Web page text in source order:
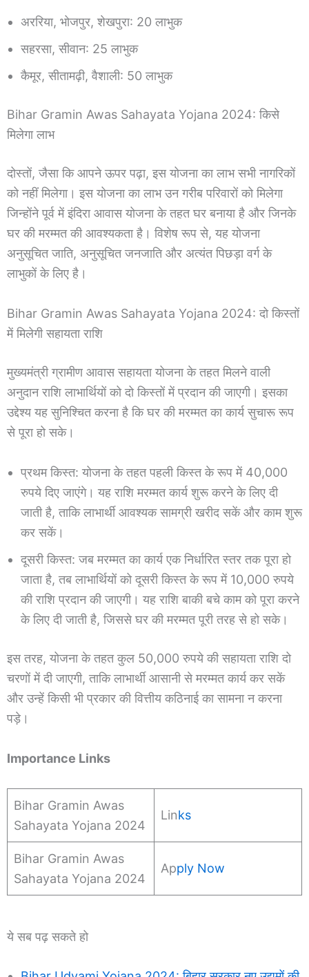
अररिया, भोजपुर, शेखपुरा: 20 लाभुक
सहरसा, सीवान: 25 लाभुक
कैमूर, सीतामढ़ी, वैशाली: 50 लाभुक
Bihar Gramin Awas Sahayata Yojana 2024: किसे
मिलेगा लाभ
दोस्तों, जैसा कि आपने ऊपर पढ़ा, इस योजना का लाभ सभी नागरिकों
को नहीं मिलेगा। इस योजना का लाभ उन गरीब परिवारों को मिलेगा
जिन्होंने पूर्व में इंदिरा आवास योजना के तहत घर बनाया है और जिनके
घर की मरम्मत की आवश्यकता है। विशेष रूप से, यह योजना
अनुसूचित जाति, अनुसूचित जनजाति और अत्यंत पिछड़ा वर्ग के
लाभुकों के लिए है।
Bihar Gramin Awas Sahayata Yojana 2024: दो किस्तों
में मिलेगी सहायता राशि
मुख्यमंत्री ग्रामीण आवास सहायता योजना के तहत मिलने वाली
अनुदान राशि लाभार्थियों को दो किस्तों में प्रदान की जाएगी। इसका
उद्देश्य यह सुनिश्चित करना है कि घर की मरम्मत का कार्य सुचारू रूप
से पूरा हो सके।
प्रथम किस्त: योजना के तहत पहली किस्त के रूप में 40,000
रुपये दिए जाएंगे। यह राशि मरम्मत कार्य शुरू करने के लिए दी
जाती है, ताकि लाभार्थी आवश्यक सामग्री खरीद सकें और काम शुरू
कर सकें।
दूसरी किस्त: जब मरम्मत का कार्य एक निर्धारित स्तर तक पूरा हो
जाता है, तब लाभार्थियों को दूसरी किस्त के रूप में 10,000 रुपये
की राशि प्रदान की जाएगी। यह राशि बाकी बचे काम को पूरा करने
के लिए दी जाती है, जिससे घर की मरम्मत पूरी तरह से हो सके।
इस तरह, योजना के तहत कुल 50,000 रुपये की सहायता राशि दो
चरणों में दी जाएगी, ताकि लाभार्थी आसानी से मरम्मत कार्य कर सकें
और उन्हें किसी भी प्रकार की वित्तीय कठिनाई का सामना न करना
पड़े।
Importance Links
Bihar Gramin Awas
Sahayata Yojana 2024
Links
Bihar Gramin Awas
Sahayata Yojana 2024
Apply Now
ये सब पढ़ सकते हो